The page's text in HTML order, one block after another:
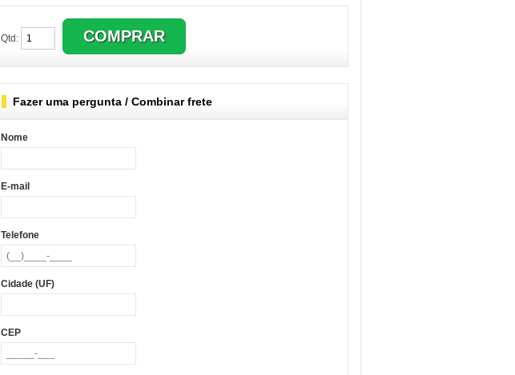
Qtd:
Fazer uma pergunta / Combinar frete
Nome
E-mail
Telefone
Cidade (UF)
CEP